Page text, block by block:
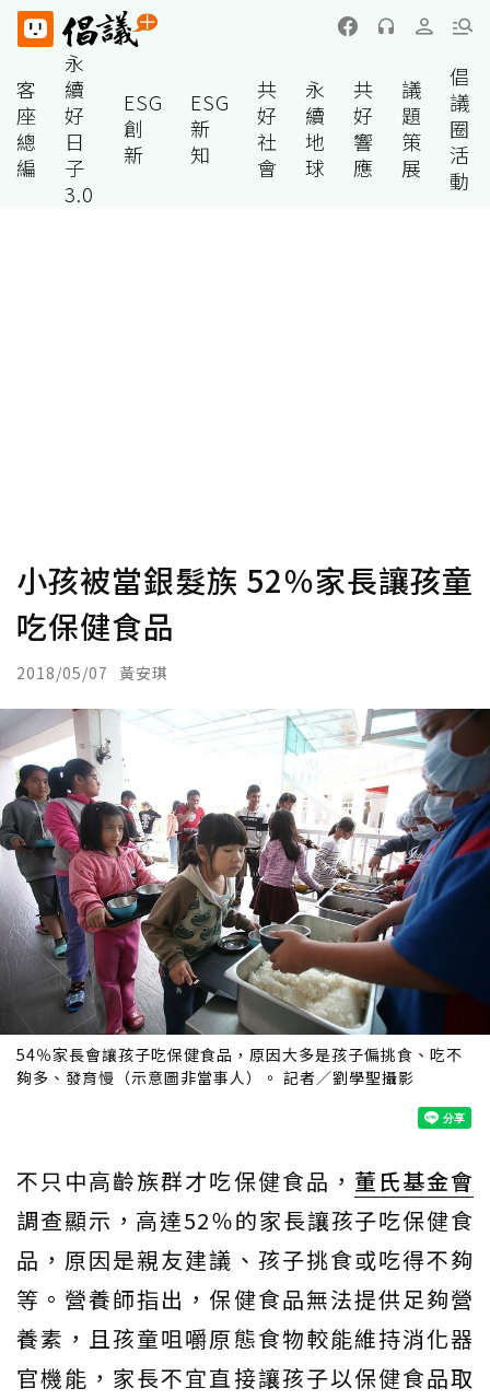
客
座
總
編
永
續
好
日
子
3.0
ESG
創
新
ESG
新
知
共
好
社
會
永
續
地
球
共
好
響
應
議
題
策
展
倡
議
圈
活
動
小孩被當銀髮族 52％家長讓孩童
吃保健食品
2018/05/07 黃安琪
54％家長會讓孩子吃保健食品，原因大多是孩子偏挑食、吃不
夠多、發育慢（示意圖非當事人）。 記者／劉學聖攝影
不只中高齡族群才吃保健食品， 董氏基金會
調查顯示，高達52％的家長讓孩子吃保健食
品，原因是親友建議、孩子挑食或吃得不夠
等。營養師指出，保健食品無法提供足夠營
養素，且孩童咀嚼原態食物較能維持消化器
官機能，家長不宜直接讓孩子以保健食品取